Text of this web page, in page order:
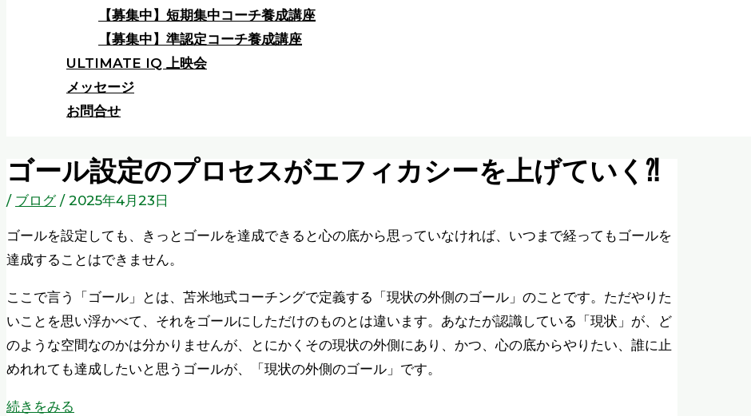
【募集中】短期集中コーチ養成講座
【募集中】準認定コーチ養成講座
ULTIMATE IQ 上映会
メッセージ
お問合せ
ゴール設定のプロセスがエフィカシーを上げていく⁈
/ ブログ/ 2025年4月23日
ゴールを設定しても、きっとゴールを達成できると心の底から思っていなければ、いつまで経ってもゴールを
達成することはできません。
ここで言う「ゴール」とは、苫米地式コーチングで定義する「現状の外側のゴール」のことです。ただやりた
いことを思い浮かべて、それをゴールにしただけのものとは違います。あなたが認識している「現状」が、ど
のような空間なのかは分かりませんが、とにかくその現状の外側にあり、かつ、心の底からやりたい、誰に止
めれれても達成したいと思うゴールが、「現状の外側のゴール」です。
続きをみる